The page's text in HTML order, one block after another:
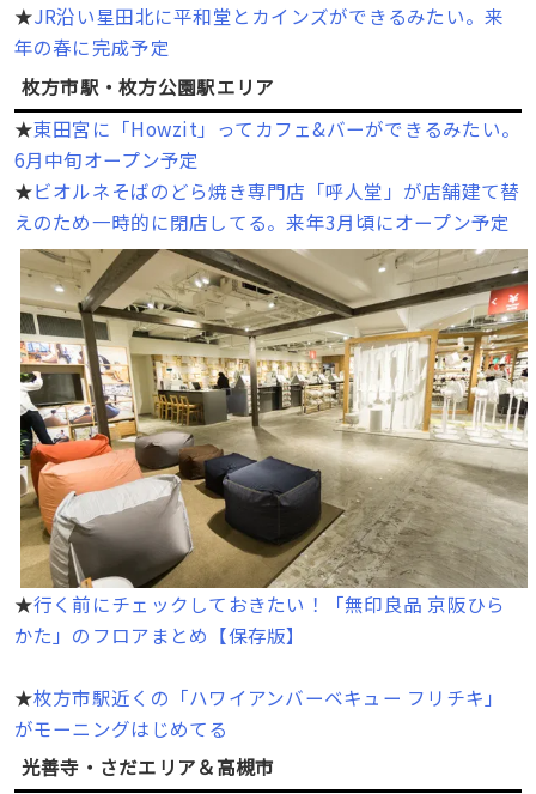
★JR沿い星田北に平和堂とカインズができるみたい。来
年の春に完成予定
枚方市駅・枚方公園駅エリア
★東田宮に「Howzit」ってカフェ&バーができるみたい。
6月中旬オープン予定
★ビオルネそばのどら焼き専門店「呼人堂」が店舗建て替
えのため一時的に閉店してる。来年3月頃にオープン予定
★行く前にチェックしておきたい！「無印良品 京阪ひら
かた」のフロアまとめ【保存版】
★枚方市駅近くの「ハワイアンバーベキュー フリチキ」
がモーニングはじめてる
光善寺・さだエリア＆高槻市